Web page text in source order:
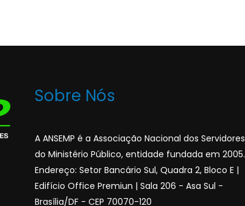
Sobre Nós
A ANSEMP é a Associação Nacional dos Servidores
do Ministério Público, entidade fundada em 2005.
Endereço: Setor Bancário Sul, Quadra 2, Bloco E |
Edifício Office Premiun | Sala 206 - Asa Sul -
Brasília/DF - CEP 70070-120